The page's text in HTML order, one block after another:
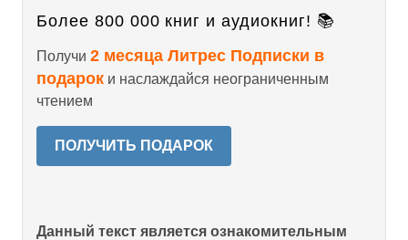
Более 800 000 книг и аудиокниг! 📚
Получи 2 месяца Литрес Подписки в
подарок и наслаждайся неограниченным
чтением
ПОЛУЧИТЬ ПОДАРОК
Данный текст является ознакомительным